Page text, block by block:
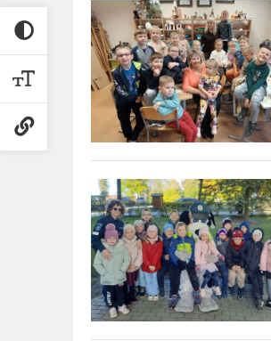
Mažieji
dailininkai
Policijos
bičiulis
Amsis
aplankė
priešmokyklinukus